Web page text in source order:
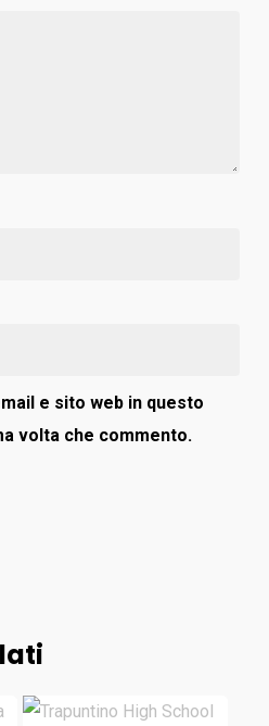
e sito web in questo
volta che commento.